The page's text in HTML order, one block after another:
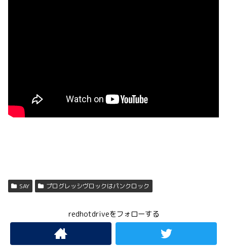
SAY プログレッシヴロックはパンクロック
redhotdriveをフォローする